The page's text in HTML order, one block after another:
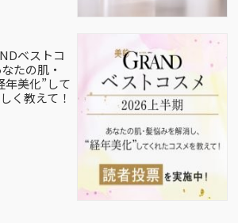
ベストコ
たの肌・
年美化”して
く教えて！